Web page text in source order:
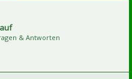
& Antworten